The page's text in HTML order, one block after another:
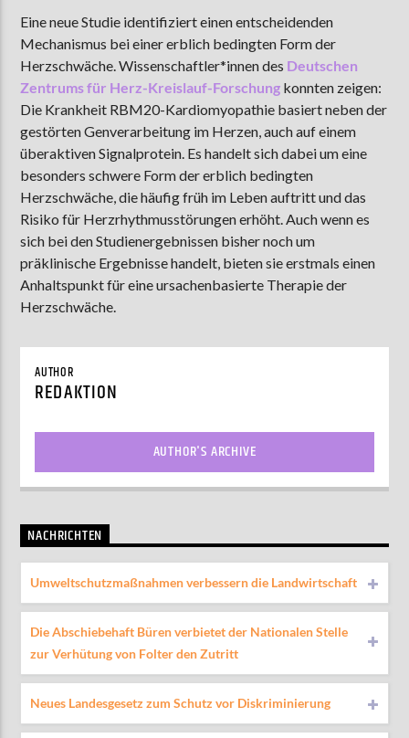
AKTUELLE SENDUNG
MOEBIUS
00:00 09:00
ZU HÖREN INMünster90,9 MHzSteinfurt103,9 MHz
Eine neue Studie identifiziert einen entscheidenden
Mechanismus bei einer erblich bedingten Form der
Herzschwäche.Wissenschaftler*innen des Deutschen
Zentrums für Herz-Kreislauf-Forschung konnten zeigen:
Die Krankheit RBM20-Kardiomyopathie basiert neben der
gestörten Genverarbeitung im Herzen, auch auf einem
überaktiven Signalprotein. Es handelt sich dabei um eine
besonders schwere Form der erblich bedingten
Herzschwäche, die häufig früh im Leben auftritt und das
Risiko für Herzrhythmusstörungen erhöht. Auch wenn es
sich bei den Studienergebnissen bisher noch um
präklinische Ergebnisse handelt, bieten sie erstmals einen
Anhaltspunkt für eine ursachenbasierte Therapie der
Herzschwäche.
AUTHOR
REDAKTION
AUTHOR'S ARCHIVE
NACHRICHTEN
Umweltschutzmaßnahmen verbessern die Landwirtschaft
Die Abschiebehaft Büren verbietet der Nationalen Stelle
zur Verhütung von Folter den Zutritt
Neues Landesgesetz zum Schutz vor Diskriminierung